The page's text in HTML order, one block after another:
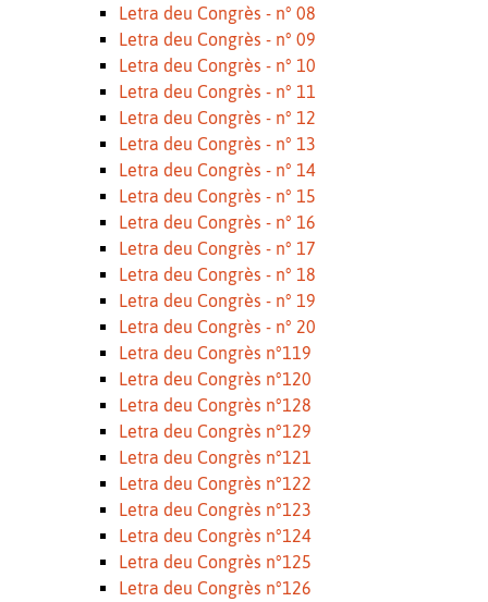
Letra deu Congrès - n° 08
Letra deu Congrès - n° 09
Letra deu Congrès - n° 10
Letra deu Congrès - n° 11
Letra deu Congrès - n° 12
Letra deu Congrès - n° 13
Letra deu Congrès - n° 14
Letra deu Congrès - n° 15
Letra deu Congrès - n° 16
Letra deu Congrès - n° 17
Letra deu Congrès - n° 18
Letra deu Congrès - n° 19
Letra deu Congrès - n° 20
Letra deu Congrès n°119
Letra deu Congrès n°120
Letra deu Congrès n°128
Letra deu Congrès n°129
Letra deu Congrès n°121
Letra deu Congrès n°122
Letra deu Congrès n°123
Letra deu Congrès n°124
Letra deu Congrès n°125
Letra deu Congrès n°126